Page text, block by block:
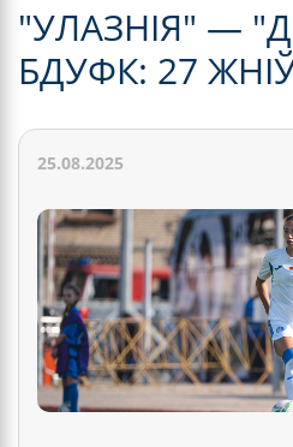
"УЛАЗНІЯ" —
БДУФК: 27
25.08.2025